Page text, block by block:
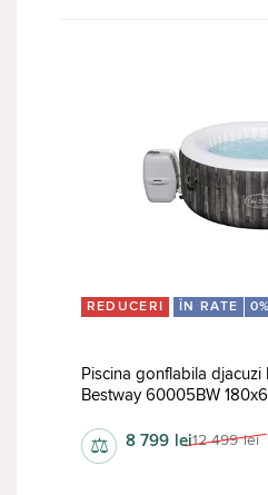
REDUCERI ÎN RATE 0%
Piscina gonflabila djacuzi
Bestway 60005BW
12 499 lei
8 799 lei
⚖